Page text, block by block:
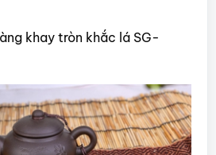
khay tròn khắc lá SG-